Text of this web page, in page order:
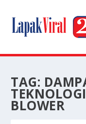
TAG:
BLOWER